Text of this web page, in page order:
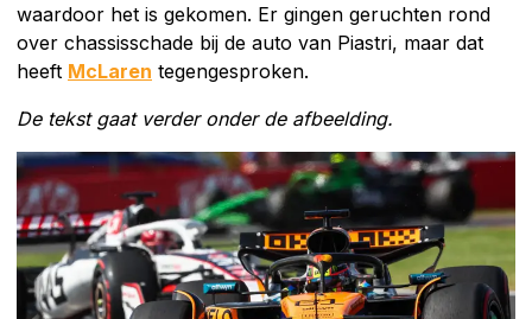
waardoor het is gekomen. Er gingen geruchten rond
over chassisschade bij de auto van Piastri, maar dat
heeft McLaren tegengesproken.
De tekst gaat verder onder de afbeelding.